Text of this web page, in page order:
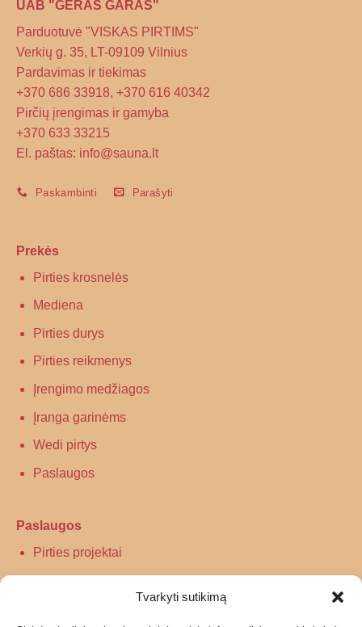
Tvarkyti sutikimą
UAB "GERAS GARAS"
Parduotuvė "VISKAS PIRTIMS"
Verkių g. 35, LT-09109 Vilnius
Pardavimas ir tiekimas
+370 686 33918, +370 616 40342
Pirčių įrengimas ir gamyba
+370 633 33215
El. paštas: info@sauna.lt
Paskambinti Parašyti
Prekės
Pirties krosnelės
Mediena
Pirties durys
Pirties reikmenys
Įrengimo medžiagos
Įranga garinėms
Wedi pirtys
Paslaugos
Paslaugos
Pirties projektai
Turkiškos pirties įrengimas